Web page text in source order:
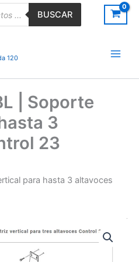
BUSCAR
120
| Soporte
3
23
para hasta 3 altavoces